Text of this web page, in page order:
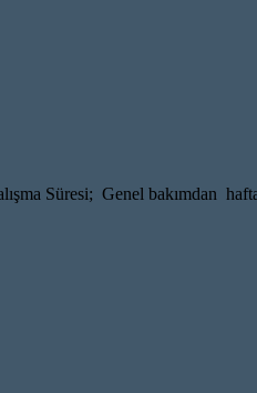
Süresi; Genel bakımdan